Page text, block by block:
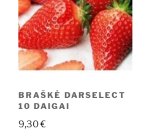
BRAŠKĖ DARSELECT
10 DAIGAI
9,30€